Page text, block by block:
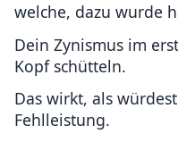
welche, dazu wurde
Dein Zynismus im
Kopf schütteln.
Das wirkt, als
Fehlleistung.